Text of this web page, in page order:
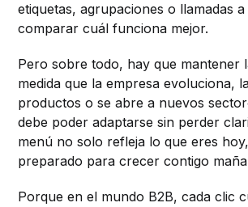
etiquetas, agrupaciones o llamadas
comparar cuál funciona mejor.
Pero sobre todo, hay que mantener
medida que la empresa evoluciona,
productos o se abre a nuevos
debe poder adaptarse sin perder
menú no solo refleja lo que eres
preparado para crecer contigo
Porque en el mundo B2B, cada clic